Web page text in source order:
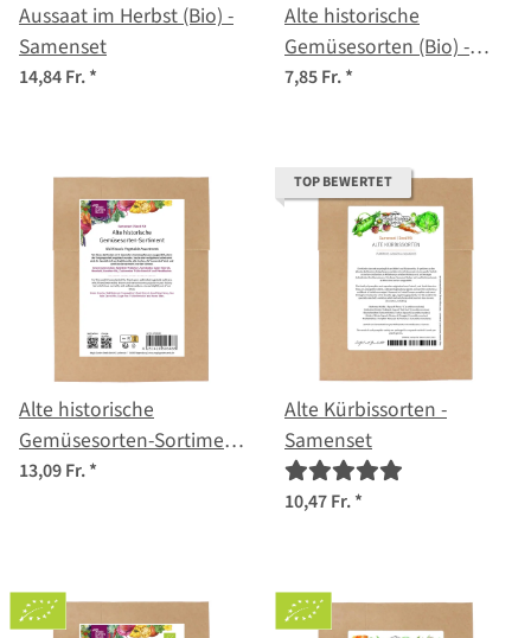
Aussaat im Herbst (Bio) -
Samenset
14,84 Fr.*
Alte historische
Gemüsesorten (Bio) -
Samenset
7,85 Fr.*
Alte historische
Gemüsesorten-Sortiment
- Samenset
13,09 Fr.*
TOP BEWERTET
Alte Kürbissorten -
Samenset
10,47 Fr.*